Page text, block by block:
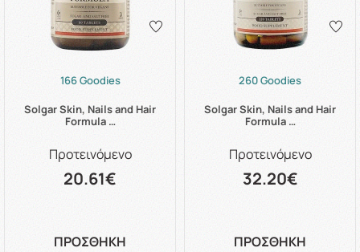
166 Goodies
Solgar Skin, Nails and Hair
Formula …
Προτεινόμενο
20.61€
ΠΡΟΣΘΗΚΗ
260 Goodies
Solgar Skin, Nails and Hair
Formula …
Προτεινόμενο
32.20€
ΠΡΟΣΘΗΚΗ